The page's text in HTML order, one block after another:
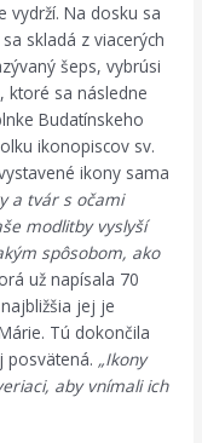
vydrží. Na dosku sa
skladá z viacerých
šeps, vybrúsi
ktoré sa následne
Budatínskeho
ikonopiscov sv.
ikony sama
a tvár s očami
modlitby vyslyší
spôsobom, ako
už napísala 70
jej je
Tú dokončila
posvätená. „Ikony
aby vnímali ich